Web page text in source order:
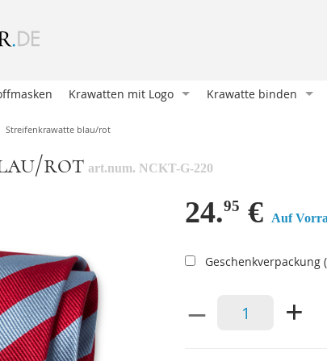
Krawatten mit Logo
Krawatten und Schals
Geschenkverpackungen
Accessoires mit Logo
Krawatte binden
Pratt Knoten
Doppelter Windsor
Nicky Knoten
Einfacher Windsor
Sankt Andreas
Streifenkrawatte blau/rot
rot art.num. NCKT-G-220
24.95 € Auf
Geschenkverpackung
– +